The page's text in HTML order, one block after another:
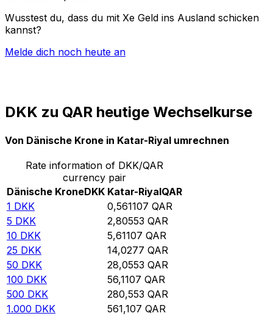
Wusstest du, dass du mit Xe Geld ins Ausland schicken
kannst?
Melde dich noch heute an
DKK zu QAR heutige Wechselkurse
Von Dänische Krone in Katar-Riyal umrechnen
Rate information of DKK/QAR
currency pair
Dänische KroneDKK Katar-RiyalQAR
1 DKK 0,561107 QAR
5 DKK 2,80553 QAR
10 DKK 5,61107 QAR
25 DKK 14,0277 QAR
50 DKK 28,0553 QAR
100 DKK 56,1107 QAR
500 DKK 280,553 QAR
1.000 DKK 561,107 QAR